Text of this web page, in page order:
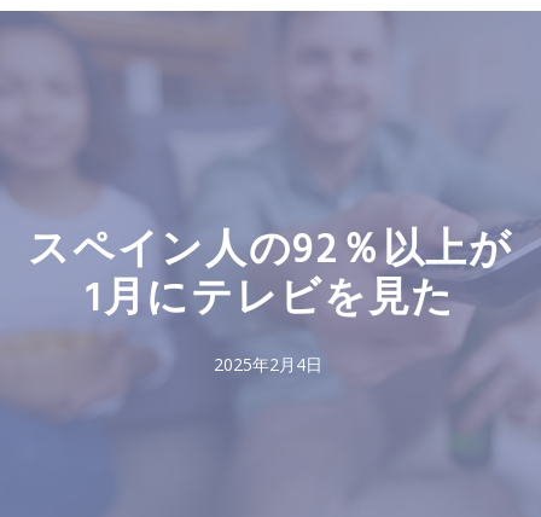
ス
スペイン人の92％以上が
1月にテレビを見た
2025年2月4日